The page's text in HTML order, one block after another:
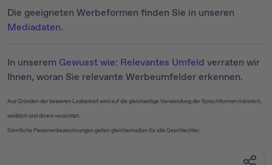
Die geeigneten Werbeformen finden Sie in unseren
Mediadaten.
In unserem Gewusst wie: Relevantes Umfeld verraten wir
Ihnen, woran Sie relevante Werbeumfelder erkennen.
Aus Gründen der besseren Lesbarkeit wird auf die gleichzeitige Verwendung der Sprachformen männlich,
weiblich und divers verzichtet.
Sämtliche Personenbezeichnungen gelten gleichermaßen für alle Geschlechter.